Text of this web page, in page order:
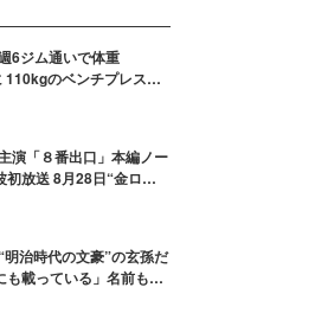
た、革新的な「Water
Skin（ウォーターキャ
ングスキン：捕水肌）」
花王が構築した。
6ジム通いで体重
のベンチプレス持
反響
演「８番出口」本編ノー
初放送 8月28日“金ロ
明治時代の文豪”の玄孫だ
も載っている」名前も先